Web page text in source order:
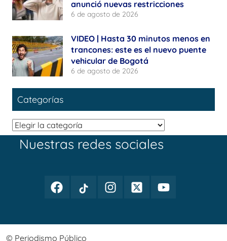
anunció nuevas restricciones
6 de agosto de 2026
VIDEO | Hasta 30 minutos menos en
trancones: este es el nuevo puente
vehicular de Bogotá
6 de agosto de 2026
Categorías
Categorías
Nuestras redes sociales
Facebook
Periodismo
TikTok
Periodismo
InstagramTwitterYoutube
© Periodismo Público